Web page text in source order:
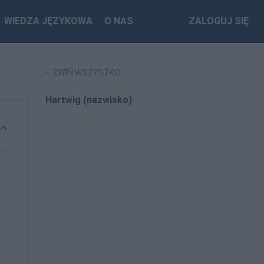
WIEDZA JĘZYKOWA O NAS ZALOGUJ SIĘ
ZWIŃ WSZYSTKO
Hartwig (nazwisko)